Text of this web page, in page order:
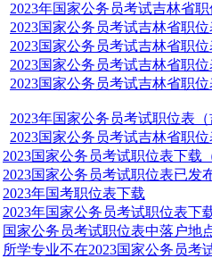
2023年国家公务员考试吉林省职
2023国家公务员考试吉林省职位
2023国家公务员考试吉林省职位
2023国家公务员考试吉林省职位
2023国家公务员考试吉林省职位
2023年国家公务员考试职位表（
2023国家公务员考试吉林省职位
2023国家公务员考试职位表下载
2023国家公务员考试职位表已发
2023年国考职位表下载
2023年国家公务员考试职位表下
国家公务员考试职位表中落户地
所学专业不在2023国家公务员考